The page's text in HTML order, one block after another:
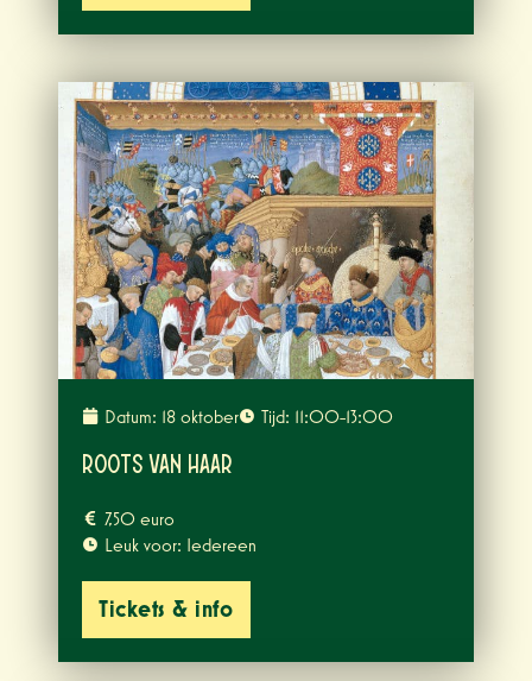
Datum: 18 oktober Tijd: 11:00-13:00
Roots van Haar
7,50 euro
Leuk voor: Iedereen
Tickets & info